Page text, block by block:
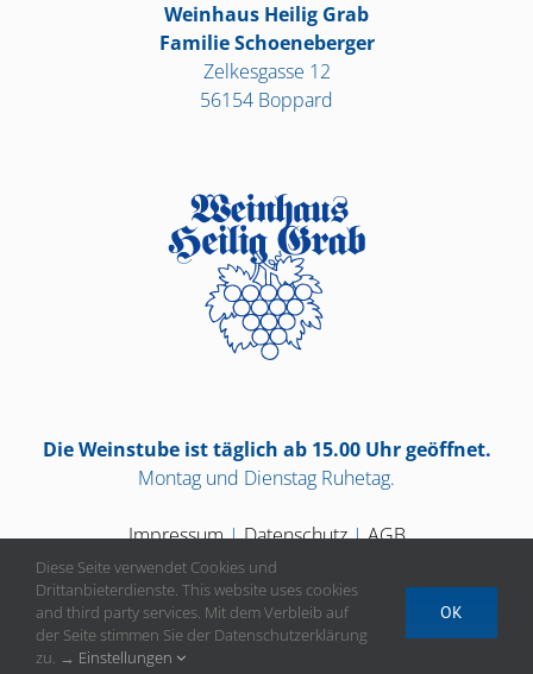
Weinhaus Heilig Grab
Familie Schoeneberger
Zelkesgasse 12
56154 Boppard
Die Weinstube ist täglich ab 15.00 Uhr geöffnet.
Montag und Dienstag Ruhetag.
Impressum|Datenschutz|AGB
Diese Seite verwendet Cookies und
Drittanbieterdienste. This website uses cookies
and third party services. Mit dem Verbleib auf
der Seite stimmen Sie der Datenschutzerklärung
zu. → Einstellungen
OK